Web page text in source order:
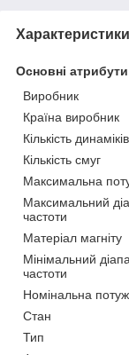
Характеристики
Основні атрибути
Виробник
Країна виробник
Кількість динаміків
Кількість смуг
Максимальна
Максимальний
частоти
Матеріал магніту
Мінімальний
частоти
Номінальна
Стан
Тип